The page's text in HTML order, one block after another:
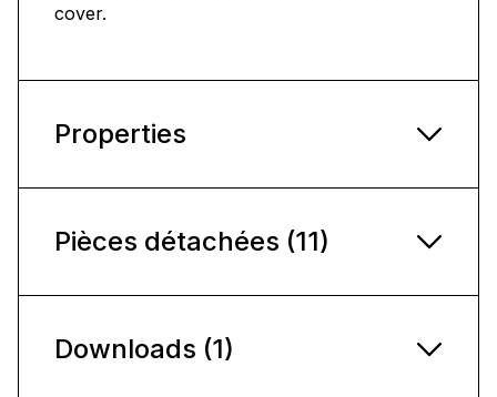
cover.
Properties
Pièces détachées (11)
Downloads (1)